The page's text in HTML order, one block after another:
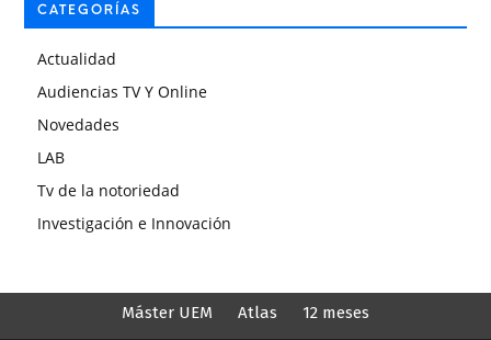
CATEGORÍAS
Actualidad
Audiencias TV Y Online
Novedades
LAB
Tv de la notoriedad
Investigación e Innovación
Máster UEM Atlas 12 meses